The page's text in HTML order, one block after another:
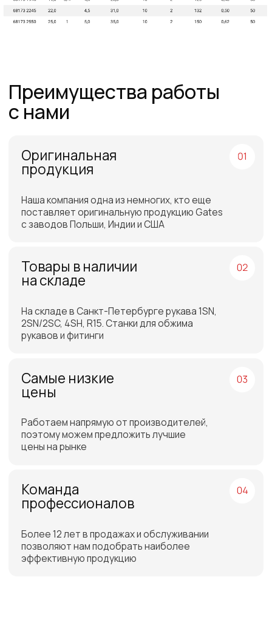
Работаем напрямую от производителей,
поэтому можем предложить лучшие
Более 12 лет в продажах и обслуживании
позволяют нам подобрать наиболее
эффективную продукцию
Работаем по всей
России и СНГ
Подбор самых выгодных
Бесплатная доставка
до склада ТЭК в Санкт-
следующий день после
оплаты